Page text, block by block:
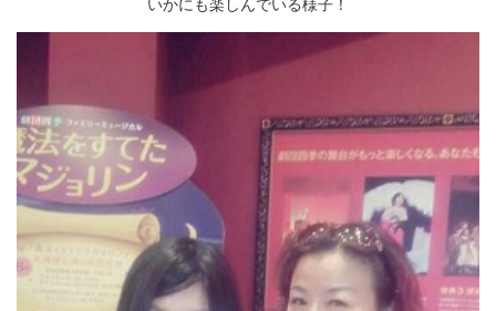
いかにも楽しんでいる様子！